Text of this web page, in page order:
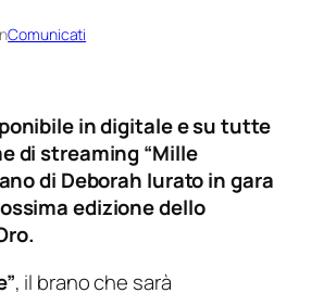
Comunicati
in digitale e su tutte
di streaming “Mille
di Deborah Iurato in gara
edizione dello
, il brano che sarà